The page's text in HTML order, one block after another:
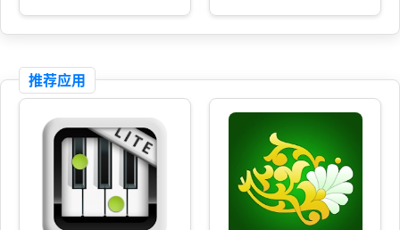
推荐应用